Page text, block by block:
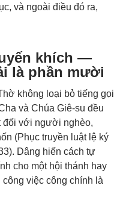
và ngoài điều đó ra,
khích —
là phần mười
không loại bỏ tiếng gọi
và Chúa Giê-su đều
đối với người nghèo,
(Phục truyền luật lệ ký
). Dâng hiến cách tự
cho một hội thánh hay
việc công chính là